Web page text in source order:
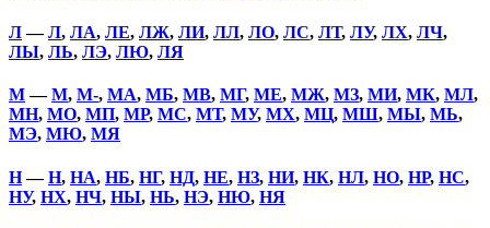
Л—Л, ЛА, ЛЕ, ЛЖ, ЛИ, ЛЛ, ЛО, ЛС, ЛТ, ЛУ, ЛХ, ЛЧ,
ЛЫ, ЛЬ, ЛЭ, ЛЮ, ЛЯ
М—М, М-, МА, МБ, МВ, МГ, МЕ, МЖ, МЗ, МИ, МК, МЛ,
МН, МО, МП, МР, МС, МТ, МУ, МХ, МЦ, МШ, МЫ, МЬ,
МЭ, МЮ, МЯ
Н—Н, НА, НБ, НГ, НД, НЕ, НЗ, НИ, НК, НЛ, НО, НР, НС,
НУ, НХ, НЧ, НЫ, НЬ, НЭ, НЮ, НЯ